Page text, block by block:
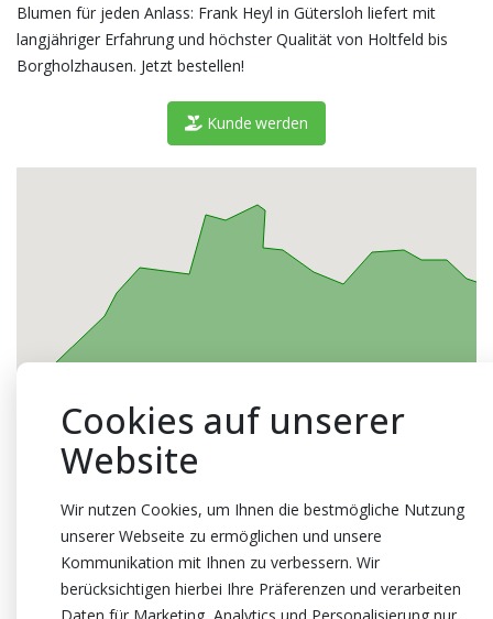
Blumen für jeden Anlass: Frank Heyl in Gütersloh liefert mit
langjähriger Erfahrung und höchster Qualität von Holtfeld bis
Borgholzhausen. Jetzt bestellen!
Kunde werden
Cookies auf unserer
Website
Wir nutzen Cookies, um Ihnen die bestmögliche Nutzung
unserer Webseite zu ermöglichen und unsere
Kommunikation mit Ihnen zu verbessern. Wir
berücksichtigen hierbei Ihre Präferenzen und verarbeiten
Daten für Marketing, Analytics und Personalisierung nur,